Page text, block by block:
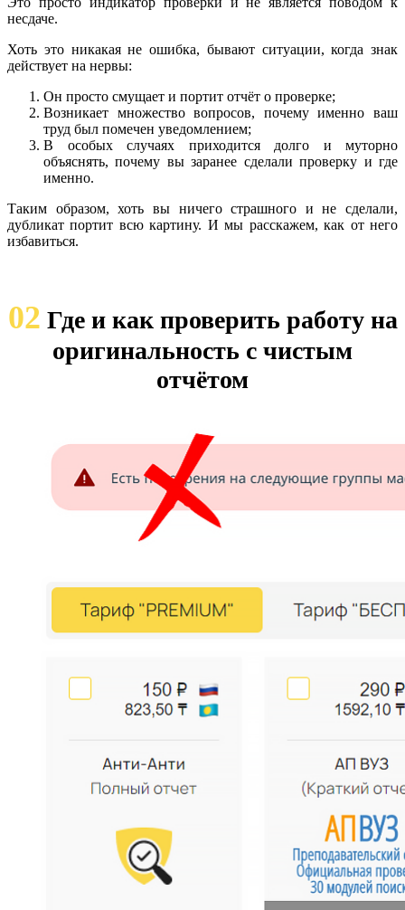
несдаче.
Хоть это никакая не ошибка, бывают ситуации, когда знак
действует на нервы:
Он просто смущает и портит отчёт о проверке;
Возникает множество вопросов, почему именно ваш
труд был помечен уведомлением;
В особых случаях приходится долго и муторно
объяснять, почему вы заранее сделали проверку и где
именно.
Таким образом, хоть вы ничего страшного и не сделали,
дубликат портит всю картину. И мы расскажем, как от него
избавиться.
02 Где и как проверить работу на
оригинальность с чистым
отчётом